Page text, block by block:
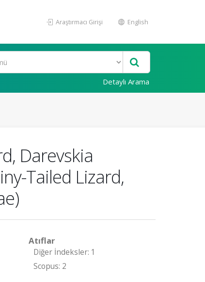
Araştırmacı Girişi English
Detaylı Arama
Darevskia
Tailed Lizard,
Atıflar
Diğer İndeksler: 1
Scopus: 2